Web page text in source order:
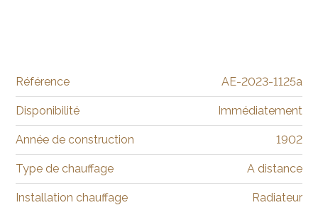
Référence AE-2023-1125a
Disponibilité Immédiatement
Année de construction 1902
Type de chauffage A distance
Installation chauffage Radiateur